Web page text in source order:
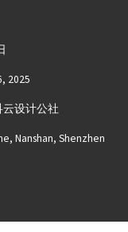
2025
设计公社
Nanshan, Shenzhen